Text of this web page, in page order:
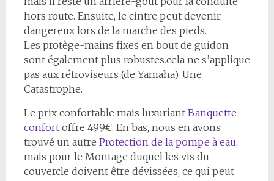
hors route. Ensuite, le cintre peut devenir
dangereux lors de la marche des pieds.
Les protège-mains fixes en bout de guidon
sont également plus robustes.cela ne s’applique
pas aux rétroviseurs (de Yamaha). Une
Catastrophe.
Le prix confortable mais luxuriant Banquette
confortoffre 499€. En bas, nous en avons
trouvé un autre Protection de la pompe à eau,
mais pour le Montage duquel les vis du
couvercle doivent être dévissées, ce qui peut